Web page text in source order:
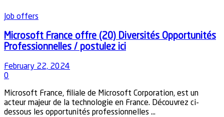
Job offers
Microsoft France offre (20) Diversités Opportunités
Professionnelles / postulez ici
February 22, 2024
0
Microsoft France, filiale de Microsoft Corporation, est un
acteur majeur de la technologie en France. Découvrez ci-
dessous les opportunités professionnelles ...